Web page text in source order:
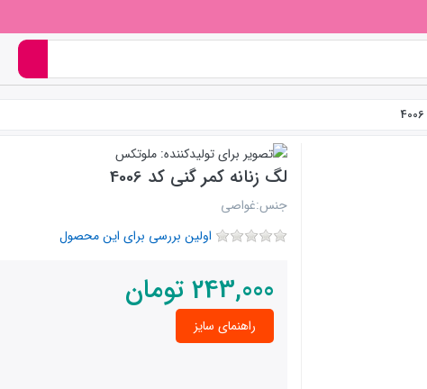
لگ زنانه کمر گنی کد 4006
جنس:غواصی
اولین بررسی برای این محصول
243,000 تومان
راهنمای سایز